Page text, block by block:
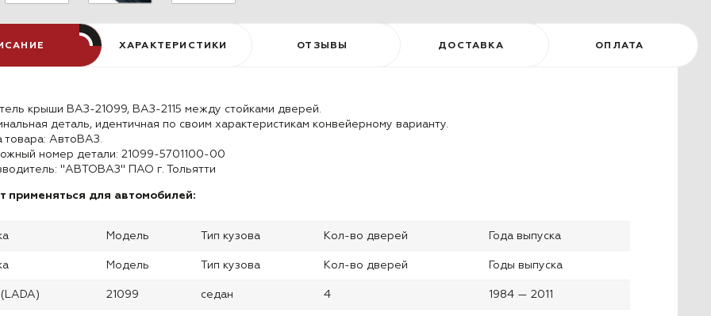
ХАРАКТЕРИСТИКИ ОТЗЫВЫ ДОСТАВКА ОПЛАТА
крыши ВАЗ-21099, ВАЗ-2115 между стойками дверей.
деталь, идентичная по своим характеристикам конвейерному варианту.
товара: АвтоВАЗ.
номер детали: 21099-5701100-00
"АВТОВАЗ" ПАО г. Тольятти
применяться для автомобилей:
Модель Тип кузова Кол-во дверей Года выпуска
Модель Тип кузова Кол-во дверей Годы выпуска
21099 седан 4 1984 — 2011